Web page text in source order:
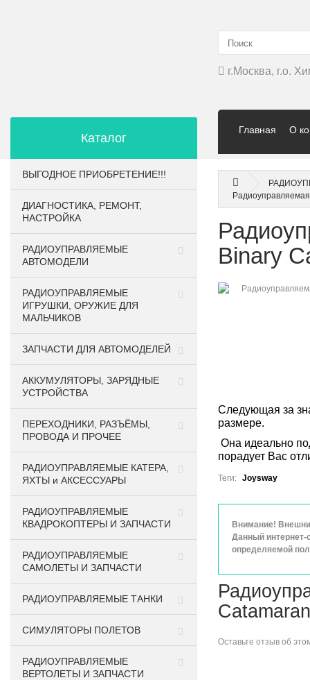
г.Москва, г.о.
Главная О
Каталог
ВЫГОДНОЕ ПРИОБРЕТЕНИЕ!!!
ДИАГНОСТИКА, РЕМОНТ,
НАСТРОЙКА
РАДИОУПРАВЛЯЕМЫЕ
АВТОМОДЕЛИ
РАДИОУПРАВЛЯЕМЫЕ
ИГРУШКИ, ОРУЖИЕ ДЛЯ
МАЛЬЧИКОВ
ЗАПЧАСТИ ДЛЯ АВТОМОДЕЛЕЙ
АККУМУЛЯТОРЫ, ЗАРЯДНЫЕ
УСТРОЙСТВА
ПЕРЕХОДНИКИ, РАЗЪЁМЫ,
ПРОВОДА И ПРОЧЕЕ
РАДИОУПРАВЛЯЕМЫЕ КАТЕРА,
ЯХТЫ и АКСЕССУАРЫ
РАДИОУПРАВЛЯЕМЫЕ
КВАДРОКОПТЕРЫ И ЗАПЧАСТИ
РАДИОУПРАВЛЯЕМЫЕ
САМОЛЕТЫ И ЗАПЧАСТИ
РАДИОУПРАВЛЯЕМЫЕ ТАНКИ
СИМУЛЯТОРЫ ПОЛЕТОВ
РАДИОУПРАВЛЯЕМЫЕ
ВЕРТОЛЕТЫ И ЗАПЧАСТИ
Binary
Следующая за
размере.
Она идеально
порадует Вас
Теги: Joysway
Внимание!
Данный интернет-
определяемой
Оставьте отзыв об